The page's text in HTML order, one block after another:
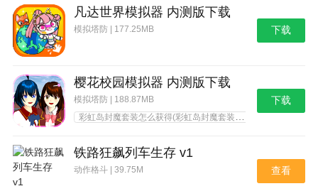
凡达世界模拟器 内测版下载
模拟塔防 | 177.25MB 下载
樱花校园模拟器 内测版下载
模拟塔防 | 188.87MB 下载
铁路狂飙列车生存 v1
动作格斗 | 39.75M 查看